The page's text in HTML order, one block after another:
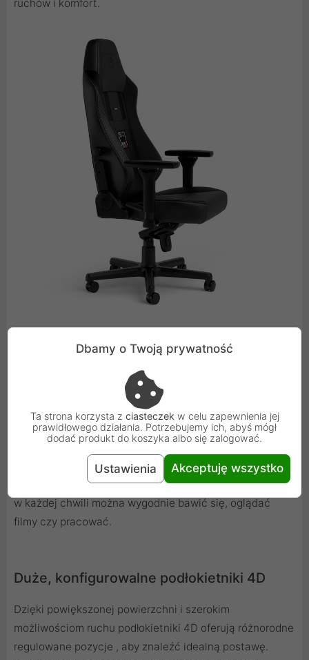
ruchów i komfort.
Idealna pozycja siedząca dla każdego
Z serią HERO od Noblechairs możesz siedzieć tak, jak
lubisz. Regulacja wysokości w połączeniu z praktyczną
funkcją kołyski zapewnia swobodę ruchów niezbędną do
znalezienia idealnej pozycji siedzącej . Dzięki zakresowi
ruchu mechanizmu bujania wynoszącego 11° oraz
możliwości regulacji oparcia w zakresie od 90° do 125° ,
w każdej chwili można wygodnie bawić się, oglądać
filmy czy pracować.
Duże, konfigurowalne podłokietniki 4D
Dzięki powiększonej powierzchni i szerokim
możliwościom ruchu podłokietniki 4D oferują różnorodne
regulowane pozycje , aby znaleźć idealną postawę.
Dbamy o Twoją prywatność
Ta strona korzysta z ciasteczek w celu zapewnienia jej
prawidłowego działania. Potrzebujemy ich, abyś mógł
dodać produkt do koszyka albo się zalogować.
Ustawienia Akceptuję wszystko